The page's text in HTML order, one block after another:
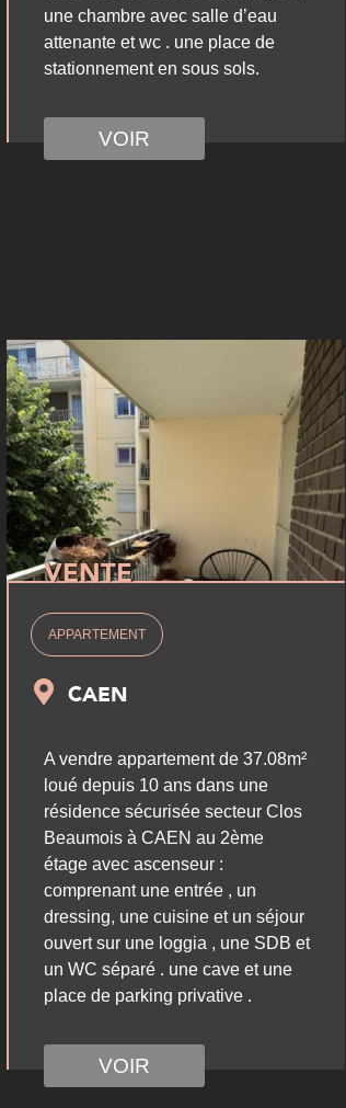
une chambre avec salle d’eau
attenante et wc . une place de
stationnement en sous sols.
VOIR
VENTE
APPARTEMENT
CAEN
A vendre appartement de 37.08m²
loué depuis 10 ans dans une
résidence sécurisée secteur Clos
Beaumois à CAEN au 2ème
étage avec ascenseur :
comprenant une entrée , un
dressing, une cuisine et un séjour
ouvert sur une loggia , une SDB et
un WC séparé . une cave et une
place de parking privative .
VOIR